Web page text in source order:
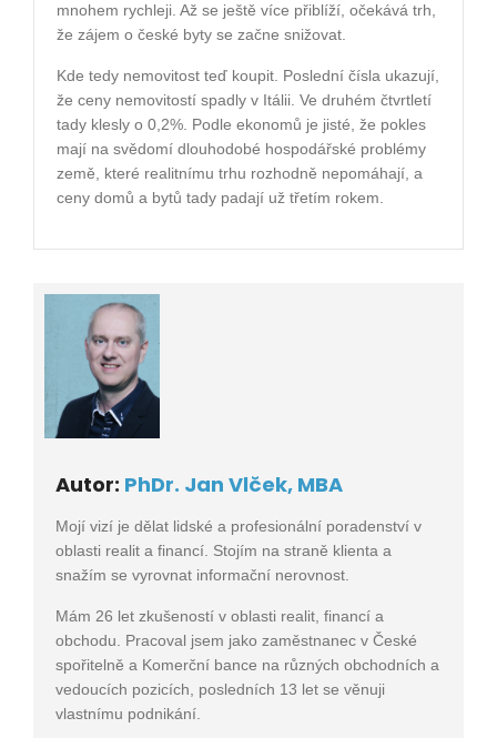
mnohem rychleji. Až se ještě více přiblíží, očekává trh,
že zájem o české byty se začne snižovat.
Kde tedy nemovitost teď koupit. Poslední čísla ukazují,
že ceny nemovitostí spadly v Itálii. Ve druhém čtvrtletí
tady klesly o 0,2%. Podle ekonomů je jisté, že pokles
mají na svědomí dlouhodobé hospodářské problémy
země, které realitnímu trhu rozhodně nepomáhají, a
ceny domů a bytů tady padají už třetím rokem.
Autor: PhDr. Jan Vlček, MBA
Mojí vizí je dělat lidské a profesionální poradenství v
oblasti realit a financí. Stojím na straně klienta a
snažím se vyrovnat informační nerovnost.
Mám 26 let zkušeností v oblasti realit, financí a
obchodu. Pracoval jsem jako zaměstnanec v České
spořitelně a Komerční bance na různých obchodních a
vedoucích pozicích, posledních 13 let se věnuji
vlastnímu podnikání.